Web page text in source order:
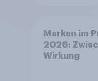
Marken im
2026:
Wirkung